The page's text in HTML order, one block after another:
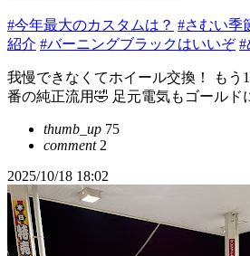
#今年最大のカスタムは？ #さむい季
紹介 #バーニングブラックはいいぞ #
我慢できなくてホイール交換！ もう
番の純正流用🤣 足元電気もゴールド
thumb_up 75
comment2
2025/10/18 18:02